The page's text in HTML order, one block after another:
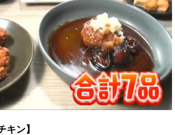
キン】